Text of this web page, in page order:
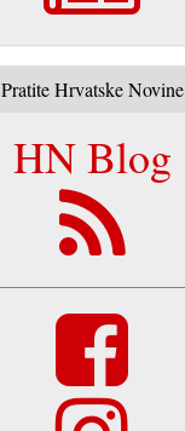
Pratite Hrvatske Novine
HN Blog